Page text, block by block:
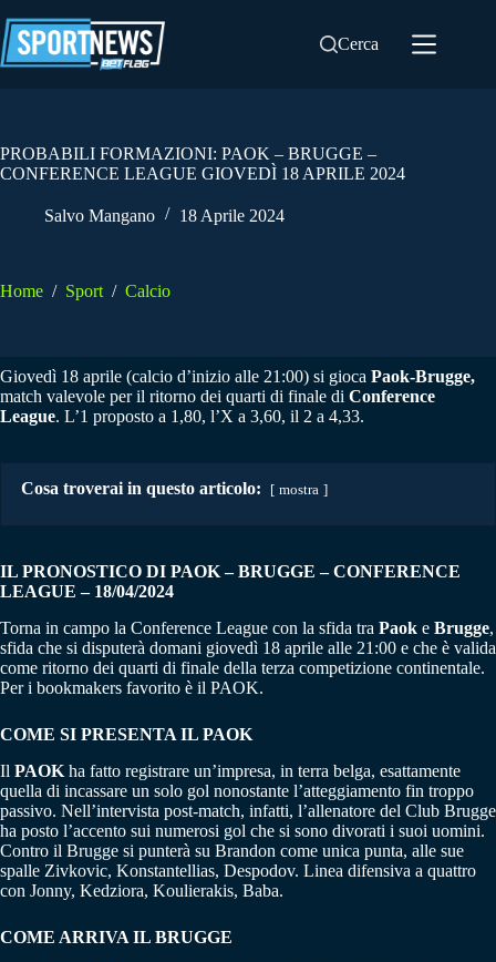
al
contenuto
Cerca
PROBABILI FORMAZIONI: PAOK – BRUGGE –
CONFERENCE LEAGUE GIOVEDÌ 18 APRILE 2024
Salvo Mangano 18 Aprile 2024
Home / Sport / Calcio
Giovedì 18 aprile (calcio d’inizio alle 21:00) si gioca Paok-Brugge,
match valevole per il ritorno dei quarti di finale di Conference
League. L’1 proposto a 1,80, l’X a 3,60, il 2 a 4,33.
Cosa troverai in questo articolo: mostra
IL PRONOSTICO DI PAOK – BRUGGE – CONFERENCE
LEAGUE – 18/04/2024
Torna in campo la Conference League con la sfida tra Paok e Brugge,
sfida che si disputerà domani giovedì 18 aprile alle 21:00 e che è valida
come ritorno dei quarti di finale della terza competizione continentale.
Per i bookmakers favorito è il PAOK.
COME SI PRESENTA IL PAOK
Il PAOK ha fatto registrare un’impresa, in terra belga, esattamente
quella di incassare un solo gol nonostante l’atteggiamento fin troppo
passivo. Nell’intervista post-match, infatti, l’allenatore del Club Brugge
ha posto l’accento sui numerosi gol che si sono divorati i suoi uomini.
Contro il Brugge si punterà su Brandon come unica punta, alle sue
spalle Zivkovic, Konstantellias, Despodov. Linea difensiva a quattro
con Jonny, Kedziora, Koulierakis, Baba.
COME ARRIVA IL BRUGGE